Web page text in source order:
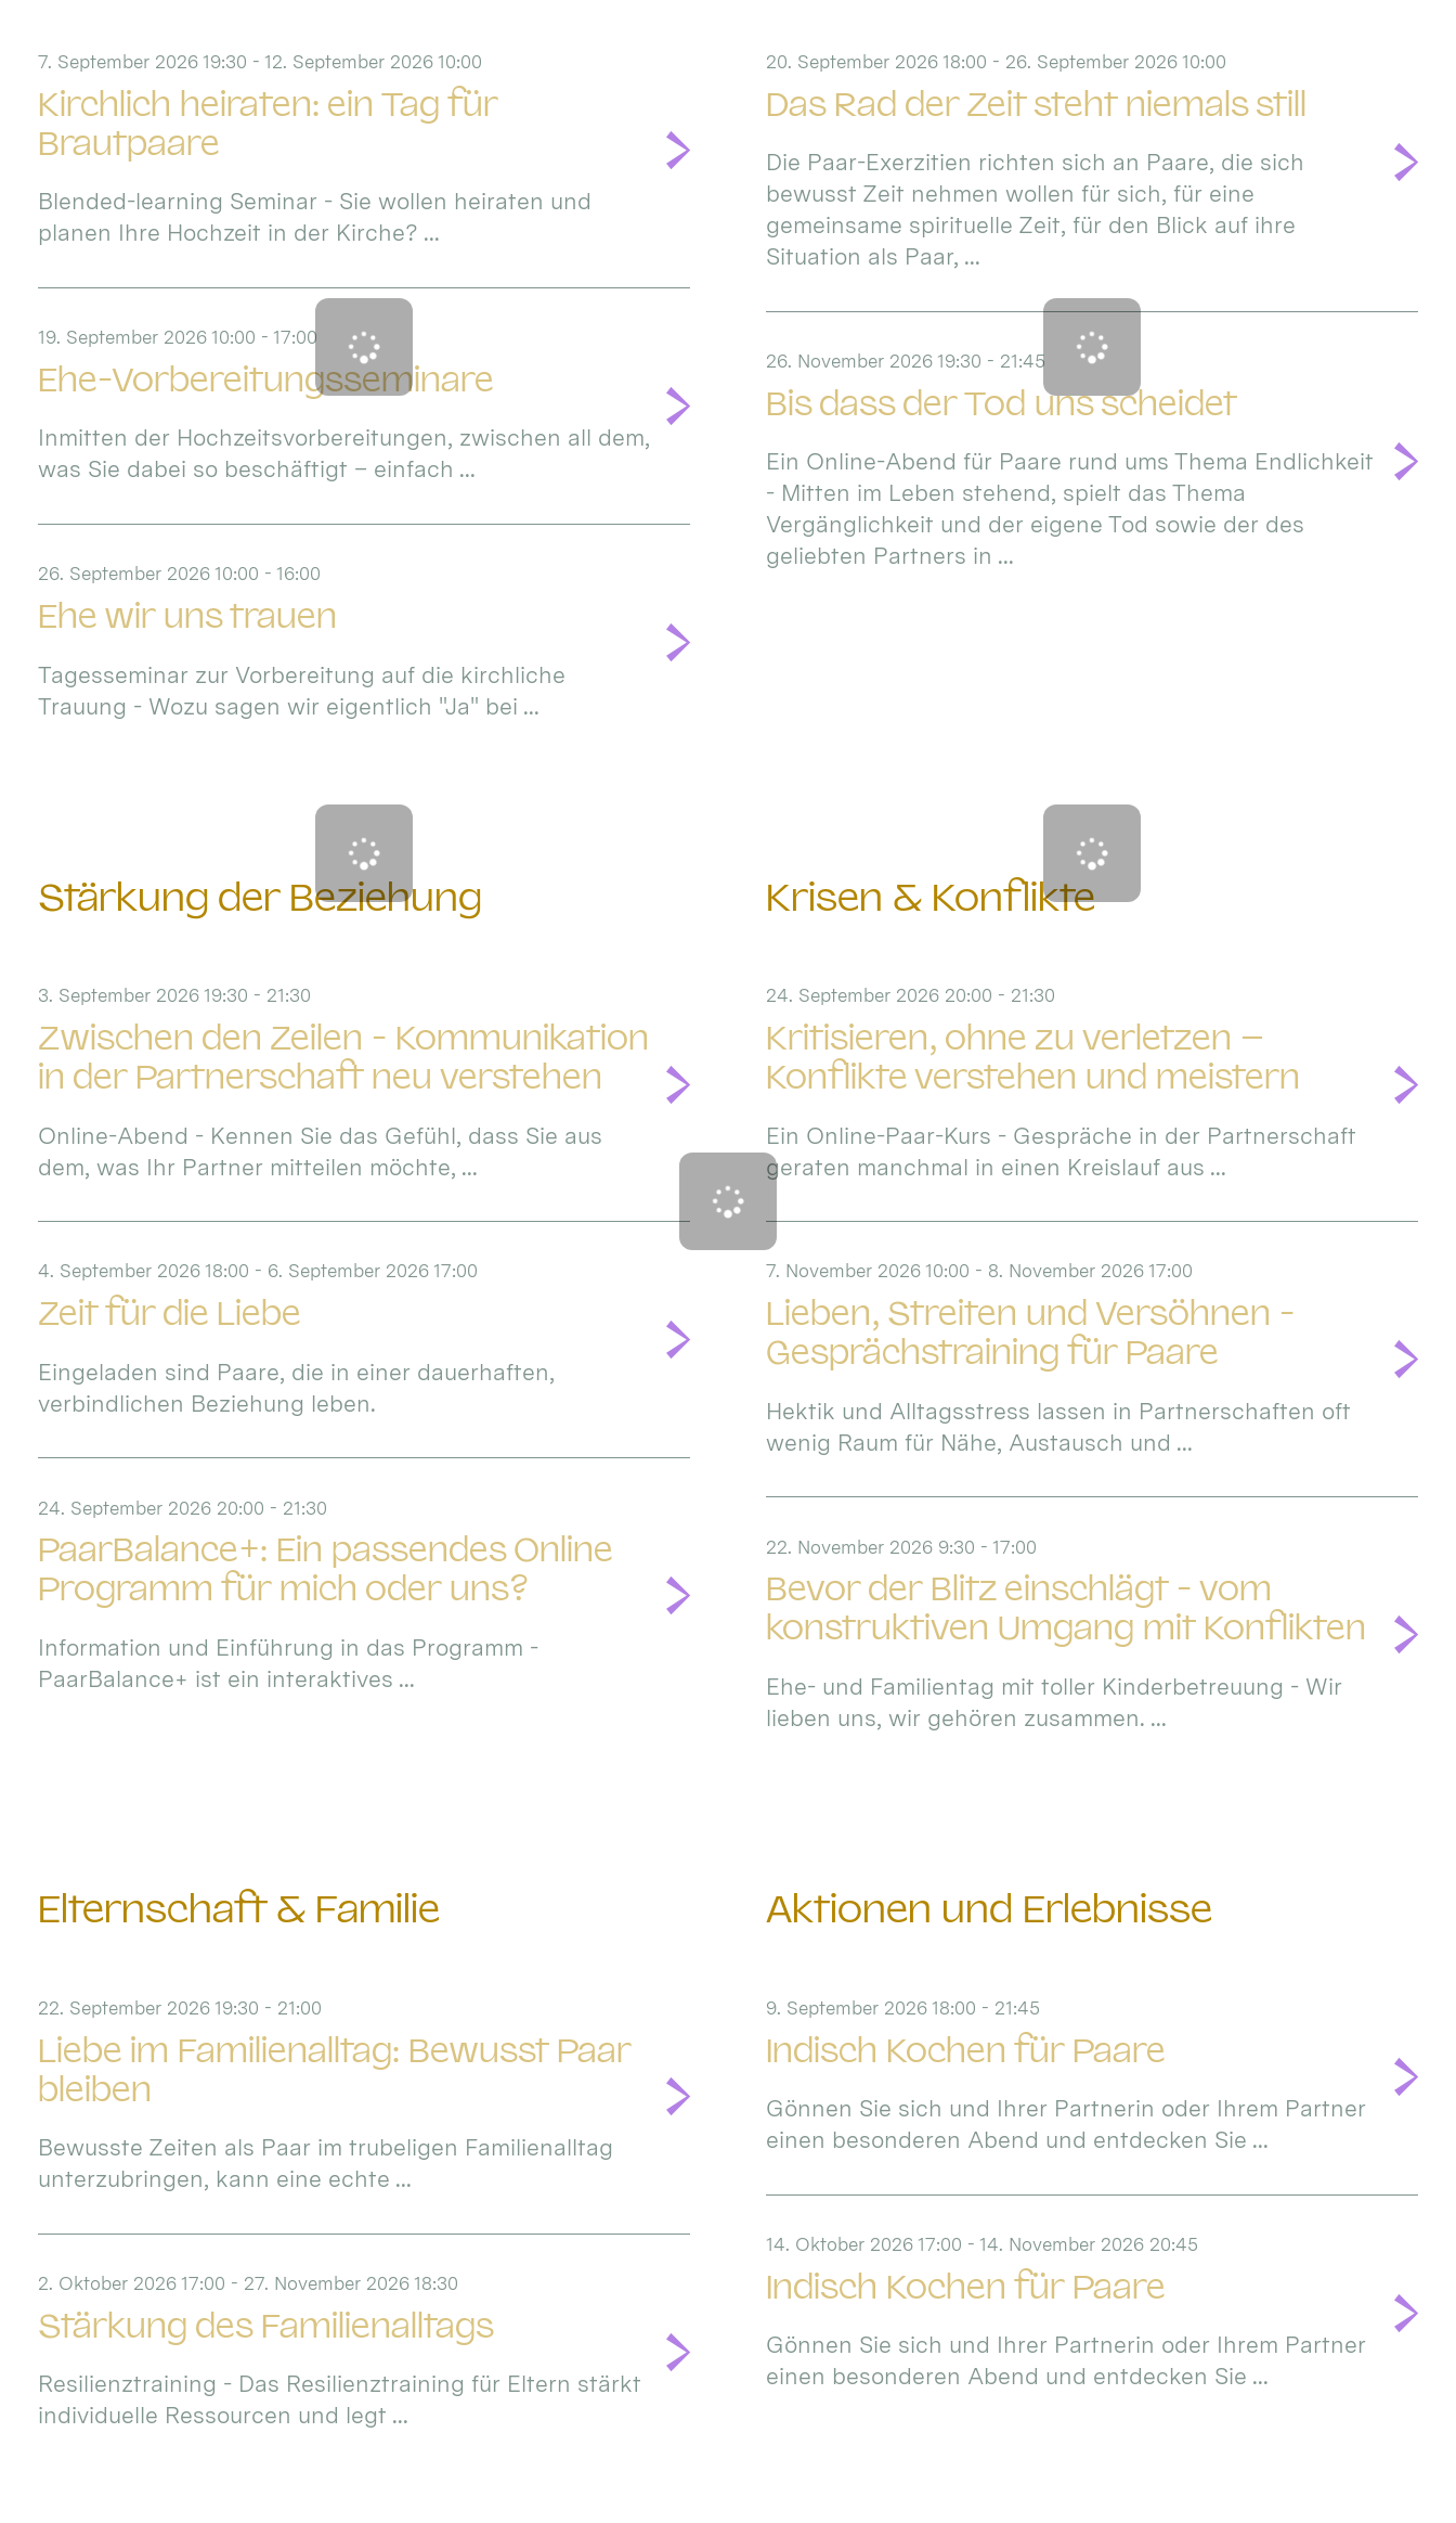
Kirchlich heiraten: ein Tag für
Brautpaare
7. September 2026 19:30 - 12. September 2026 10:00
Blended-learning Seminar - Sie wollen heiraten und
planen Ihre Hochzeit in der Kirche? ...
Ehe-Vorbereitungsseminare
19. September 2026 10:00 - 17:00
Inmitten der Hochzeitsvorbereitungen, zwischen all dem,
was Sie dabei so beschäftigt – einfach ...
Ehe wir uns trauen
26. September 2026 10:00 - 16:00
Tagesseminar zur Vorbereitung auf die kirchliche
Trauung - Wozu sagen wir eigentlich "Ja" bei ...
Das Rad der Zeit steht niemals still
20. September 2026 18:00 - 26. September 2026 10:00
Die Paar-Exerzitien richten sich an Paare, die sich
bewusst Zeit nehmen wollen für sich, für eine
gemeinsame spirituelle Zeit, für den Blick auf ihre
Situation als Paar, ...
Bis dass der Tod uns scheidet
26. November 2026 19:30 - 21:45
Ein Online-Abend für Paare rund ums Thema Endlichkeit
- Mitten im Leben stehend, spielt das Thema
Vergänglichkeit und der eigene Tod sowie der des
geliebten Partners in ...
Stärkung der Beziehung
Zwischen den Zeilen - Kommunikation
in der Partnerschaft neu verstehen
3. September 2026 19:30 - 21:30
Online-Abend - Kennen Sie das Gefühl, dass Sie aus
dem, was Ihr Partner mitteilen möchte, ...
Zeit für die Liebe
4. September 2026 18:00 - 6. September 2026 17:00
Eingeladen sind Paare, die in einer dauerhaften,
verbindlichen Beziehung leben.
PaarBalance+: Ein passendes Online
Programm für mich oder uns?
24. September 2026 20:00 - 21:30
Information und Einführung in das Programm -
PaarBalance+ ist ein interaktives ...
Krisen & Konflikte
Kritisieren, ohne zu verletzen –
Konflikte verstehen und meistern
24. September 2026 20:00 - 21:30
Ein Online-Paar-Kurs - Gespräche in der Partnerschaft
geraten manchmal in einen Kreislauf aus ...
Lieben, Streiten und Versöhnen -
Gesprächstraining für Paare
7. November 2026 10:00 - 8. November 2026 17:00
Hektik und Alltagsstress lassen in Partnerschaften oft
wenig Raum für Nähe, Austausch und ...
Bevor der Blitz einschlägt - vom
konstruktiven Umgang mit Konflikten
22. November 2026 9:30 - 17:00
Ehe- und Familientag mit toller Kinderbetreuung - Wir
lieben uns, wir gehören zusammen. ...
Elternschaft & Familie
Liebe im Familienalltag: Bewusst Paar
bleiben
22. September 2026 19:30 - 21:00
Bewusste Zeiten als Paar im trubeligen Familienalltag
unterzubringen, kann eine echte ...
Stärkung des Familienalltags
2. Oktober 2026 17:00 - 27. November 2026 18:30
Resilienztraining - Das Resilienztraining für Eltern stärkt
individuelle Ressourcen und legt ...
Aktionen und Erlebnisse
Indisch Kochen für Paare
9. September 2026 18:00 - 21:45
Gönnen Sie sich und Ihrer Partnerin oder Ihrem Partner
einen besonderen Abend und entdecken Sie ...
Indisch Kochen für Paare
14. Oktober 2026 17:00 - 14. November 2026 20:45
Gönnen Sie sich und Ihrer Partnerin oder Ihrem Partner
einen besonderen Abend und entdecken Sie ...